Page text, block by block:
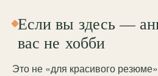
Если вы здесь —
вас не хобби
Это не «для красивого